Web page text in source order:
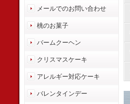
メールでのお問い合わせ
桃のお菓子
バームクーヘン
クリスマスケーキ
アレルギー対応ケーキ
バレンタインデー